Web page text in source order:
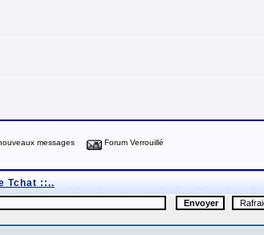
messages Forum Verrouillé
Tchat ::..